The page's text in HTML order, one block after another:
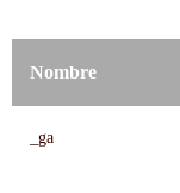
Nombre
_ga